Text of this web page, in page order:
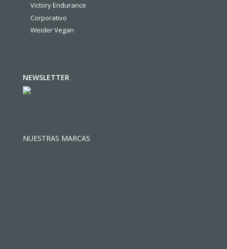
Victory Endurance
Corporativo
Weider Vegan
NEWSLETTER
NUESTRAS MARCAS